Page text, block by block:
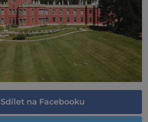
Sdílet na Facebooku